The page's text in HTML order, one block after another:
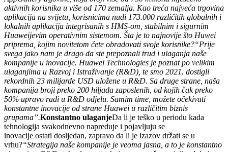
aktivnih korisnika u više od 170 zemalja. Kao treća najveća trgovina
aplikacija na svijetu, korisnicima nudi 173.000 različitih globalnih i
lokalnih aplikacija integrisanih s HMS-om, stabilnim i sigurnim
Huaweijevim operativnim sistemom. Šta je to najnovije što Huwei
priprema, kojim novitetom ćete obradovati svoje korisnike?“Prije
svega jako nam je drago da ste prepoznali trud i ulaganja naše
kompanije u inovacije. Huawei Technologies je poznat po velikim
ulaganjima u Razvoj i Istraživanje (R&D), te smo 2021. dostigli
rekordnih 23 milijarde USD uložene u R&D. Sa druge strane, naša
kompanija broji preko 200 hiljada zaposlenih, od kojih čak preko
50% upravo radi u R&D odjelu. Samim time, možete očekivati
konstantne inovacije od strane Huawei u različitim biznis
grupama”.Konstantno ulaganjeDa li je teško u periodu kada
tehnologija svakodnevno napreduje i pojavljuju se
inovacije ostati dosljedan, zapravo da li je izazov držati se u
vrhu?“Strategija naše kompanije je veoma jasna, a to je konstantno